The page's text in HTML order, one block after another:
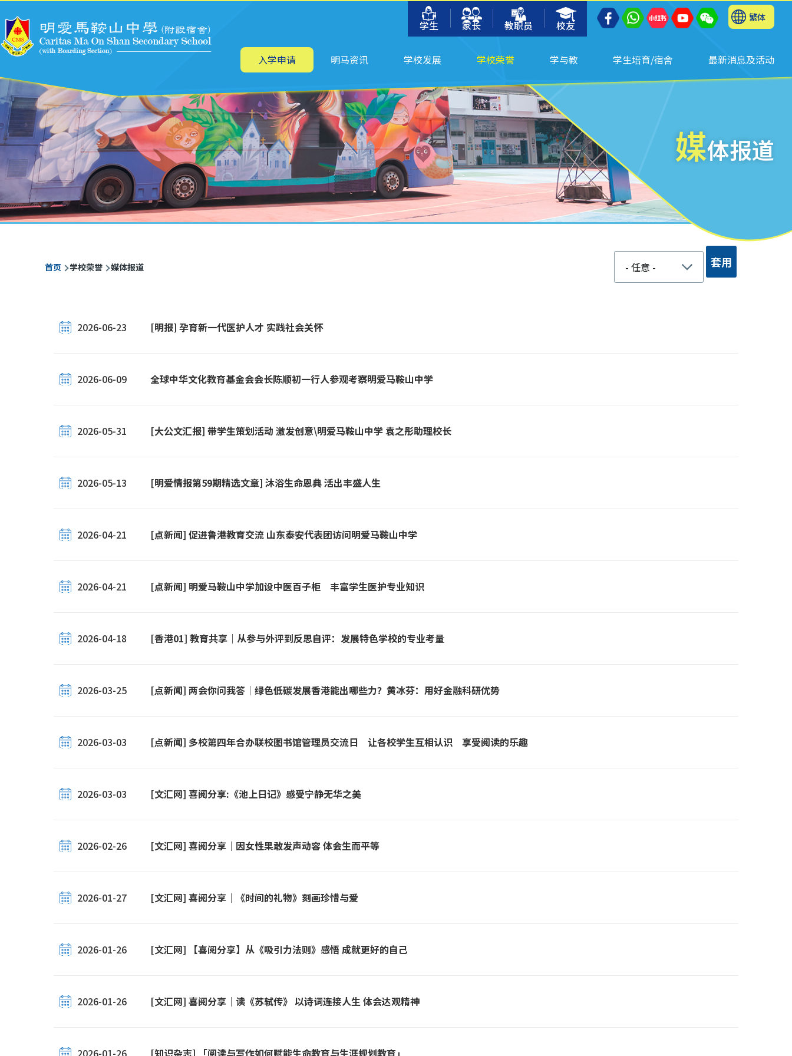
学生
家长 教职员 校友
繁体
主
航 入学申请 明马资讯 学校发展 学校荣誉 学与教 学生培育/宿舍 最新消息及活动
媒体报道
面
包
首页 学校荣誉 媒体报道
2026-06-23 [明报] 孕育新一代医护人才 实践社会关怀
2026-06-09 全球中华文化教育基金会会长陈顺初一行人参观考察明爱马鞍山中学
2026-05-31 [大公文汇报] 带学生策划活动 激发创意\明爱马鞍山中学 袁之彤助理校长
2026-05-13 [明爱情报第59期精选文章] 沐浴生命恩典 活出丰盛人生
2026-04-21 [点新闻] 促进鲁港教育交流 山东泰安代表团访问明爱马鞍山中学
2026-04-21 [点新闻] 明爱马鞍山中学加设中医百子柜 丰富学生医护专业知识
2026-04-18 [香港01] 教育共享｜从参与外评到反思自评：发展特色学校的专业考量
2026-03-25 [点新闻] 两会你问我答｜绿色低碳发展香港能出哪些力？黄冰芬：用好金融科研优势
2026-03-03 [点新闻] 多校第四年合办联校图书馆管理员交流日 让各校学生互相认识 享受阅读的乐趣
2026-03-03 [文汇网] 喜阅分享:《池上日记》感受宁静无华之美
2026-02-26 [文汇网] 喜阅分享｜因女性果敢发声动容 体会生而平等
2026-01-27 [文汇网] 喜阅分享｜《时间的礼物》刻画珍惜与爱
2026-01-26 [文汇网] 【喜阅分享】从《吸引力法则》感悟 成就更好的自己
2026-01-26 [文汇网] 喜阅分享｜读《苏轼传》 以诗词连接人生 体会达观精神
2026-01-26 [知识杂志] 「阅读与写作如何赋能生命教育与生涯规划教育」